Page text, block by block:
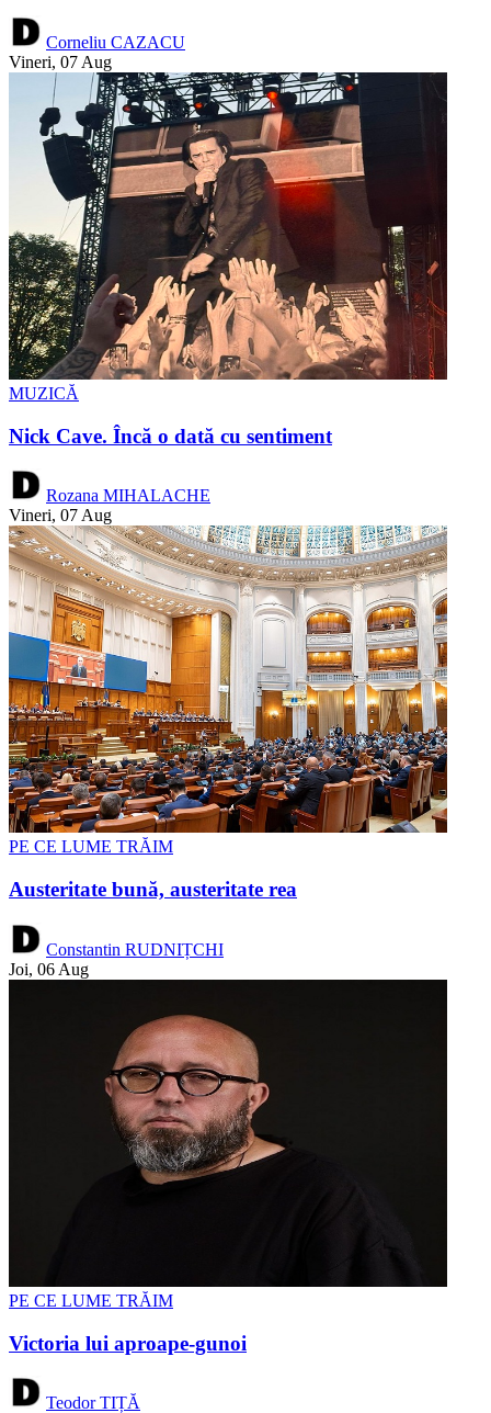
Corneliu CAZACU
Vineri, 07 Aug
MUZICĂ
Nick Cave. Încă o dată cu sentiment
Rozana MIHALACHE
Vineri, 07 Aug
PE CE LUME TRĂIM
Austeritate bună, austeritate rea
Constantin RUDNIȚCHI
Joi, 06 Aug
PE CE LUME TRĂIM
Victoria lui aproape-gunoi
Teodor TIȚĂ